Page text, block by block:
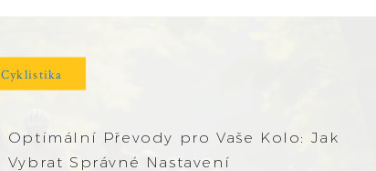
Cyklistika
Optimální Převody pro Vaše Kolo: Jak
Vybrat Správné Nastavení